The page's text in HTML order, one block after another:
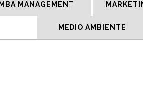
MBA MANAGEMENT
MEDIO AMBIENTE